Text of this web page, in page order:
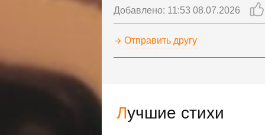
Лучшие стихи
Добавлено: 11:53 08.07.2026
Отправить другу